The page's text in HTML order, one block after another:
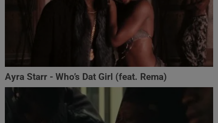
Ayra Starr - Who’s Dat Girl (feat. Rema)